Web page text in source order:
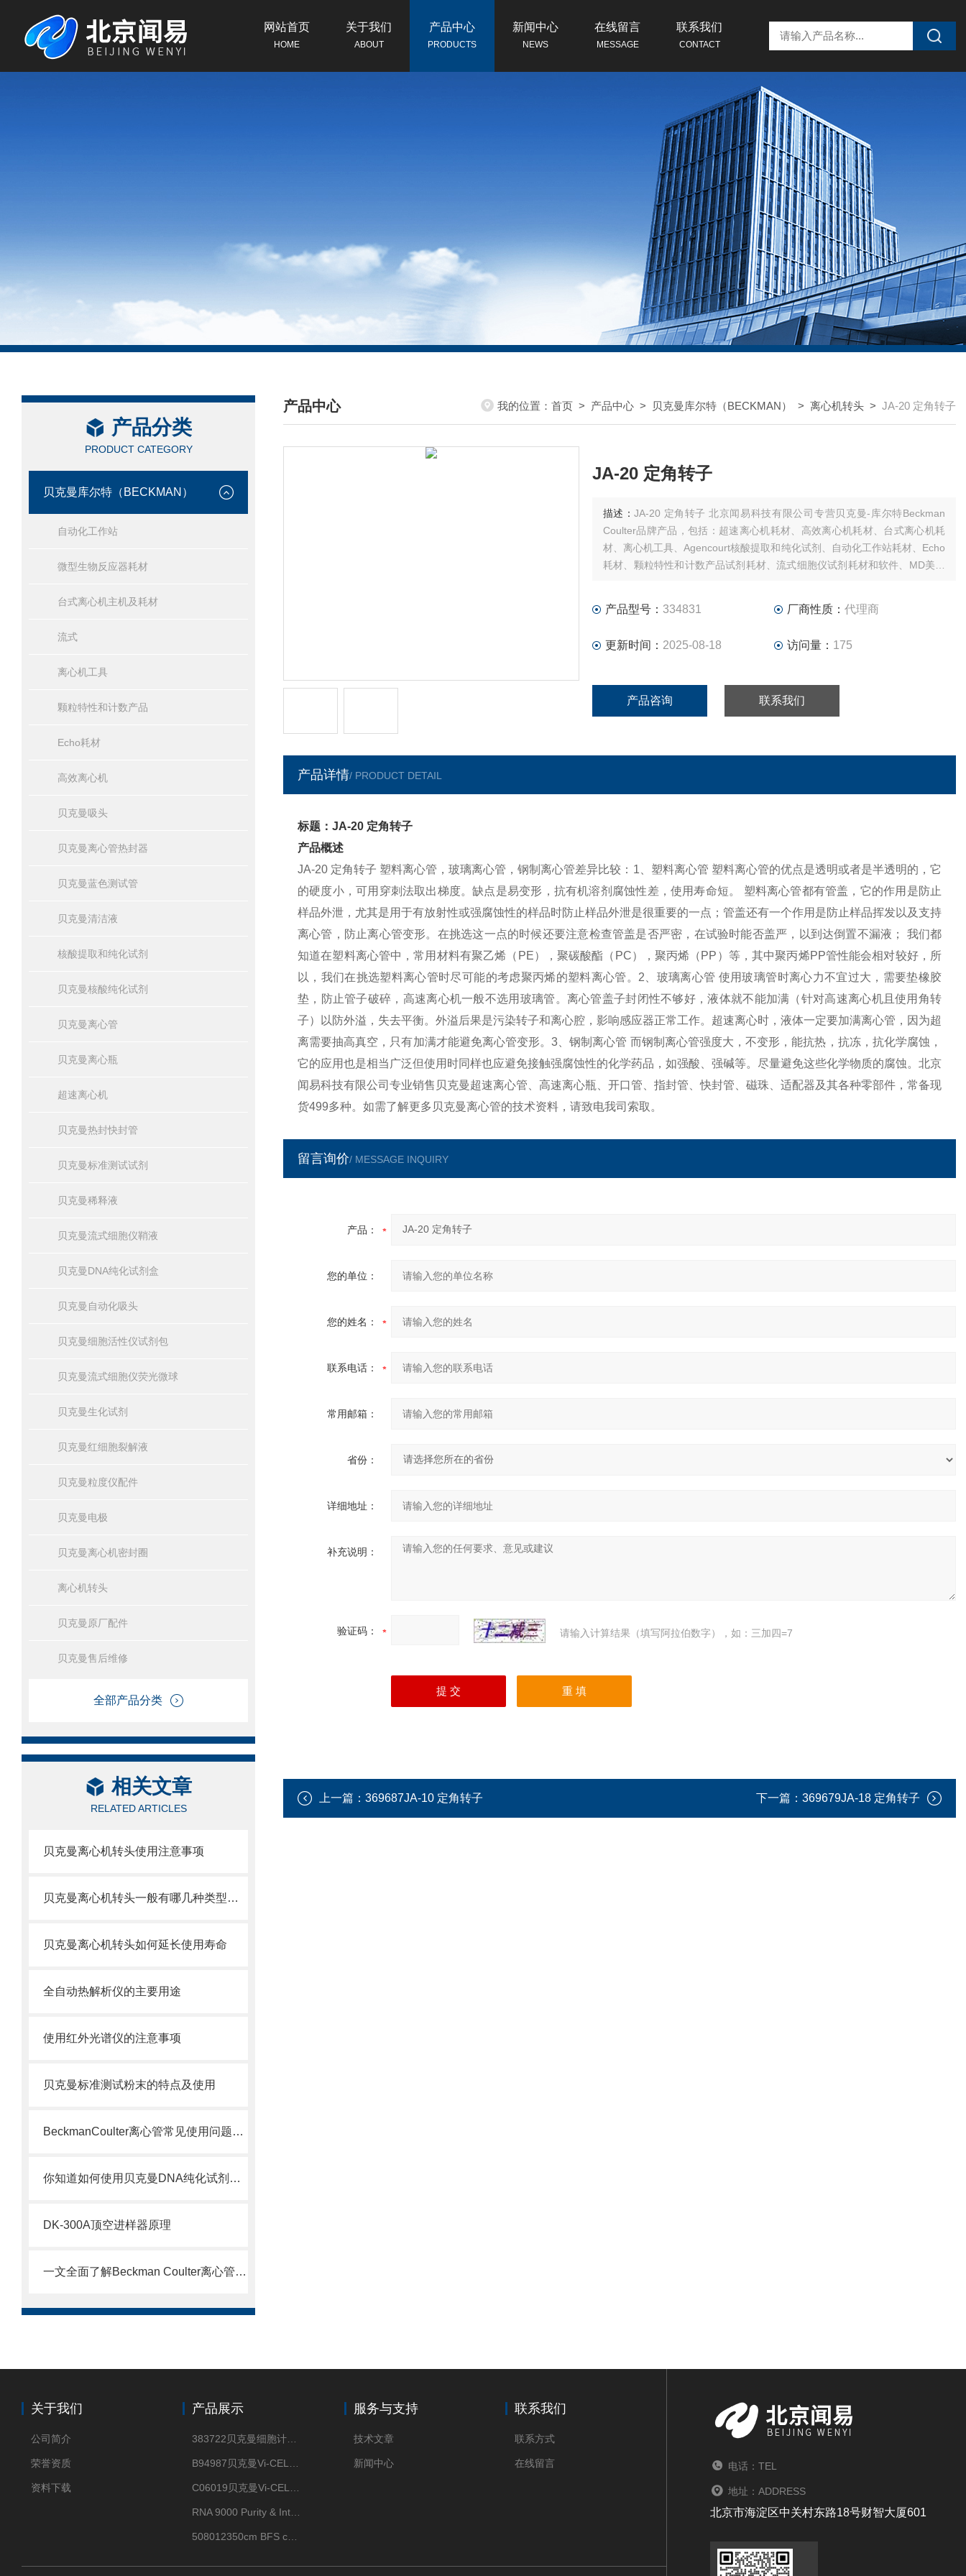
网站首页
HOME
关于我们
ABOUT
产品中心
PRODUCTS
新闻中心
NEWS
在线留言
MESSAGE
联系我们
CONTACT
产品分类
PRODUCT CATEGORY
贝克曼库尔特（BECKMAN）
自动化工作站
微型生物反应器耗材
台式离心机主机及耗材
流式
离心机工具
颗粒特性和计数产品
Echo耗材
高效离心机
贝克曼吸头
贝克曼离心管热封器
贝克曼蓝色测试管
贝克曼清洁液
核酸提取和纯化试剂
贝克曼核酸纯化试剂
贝克曼离心管
贝克曼离心瓶
超速离心机
贝克曼热封快封管
贝克曼标准测试试剂
贝克曼稀释液
贝克曼流式细胞仪鞘液
贝克曼DNA纯化试剂盒
贝克曼自动化吸头
贝克曼细胞活性仪试剂包
贝克曼流式细胞仪荧光微球
贝克曼生化试剂
贝克曼红细胞裂解液
贝克曼粒度仪配件
贝克曼电极
贝克曼离心机密封圈
离心机转头
贝克曼原厂配件
贝克曼售后维修
全部产品分类
相关文章
RELATED ARTICLES
贝克曼离心机转头使用注意事项
贝克曼离心机转头一般有哪几种类型呢？
贝克曼离心机转头如何延长使用寿命
全自动热解析仪的主要用途
使用红外光谱仪的注意事项
贝克曼标准测试粉末的特点及使用
BeckmanCoulter离心管常见使用问题解答，收藏起来！
你知道如何使用贝克曼DNA纯化试剂盒从动物组织中提取基因组DNA吗？
DK-300A顶空进样器原理
一文全面了解Beckman Coulter离心管，就是这么简单
产品中心
/ PRODUCTS CENTER
我的位置： 首页 > 产品中心 > 贝克曼库尔特（BECKMAN） > 离心机转头 > JA-20 定角转子
JA-20 定角转子
描述： JA-20 定角转子 北京闻易科技有限公司专营贝克曼-库尔特Beckman
Coulter品牌产品，包括：超速离心机耗材、高效离心机耗材、台式离心机耗
材、离心机工具、Agencourt核酸提取和纯化试剂、自动化工作站耗材、Echo
耗材、颗粒特性和计数产品试剂耗材、流式细胞仪试剂耗材和软件、MD美谷
产品型号： 334831 厂商性质： 代理商
更新时间： 2025-08-18 访问量： 175
产品咨询 联系我们
产品详情/ PRODUCT DETAIL
标题：JA-20 定角转子
产品概述
JA-20 定角转子 塑料离心管，玻璃离心管，钢制离心管差异比较：1、塑料离心管 塑料离心管的优点是透明或者是半透明的，它
的硬度小，可用穿刺法取出梯度。缺点是易变形，抗有机溶剂腐蚀性差，使用寿命短。 塑料离心管都有管盖，它的作用是防止
样品外泄，尤其是用于有放射性或强腐蚀性的样品时防止样品外泄是很重要的一点；管盖还有一个作用是防止样品挥发以及支持
离心管，防止离心管变形。在挑选这一点的时候还要注意检查管盖是否严密，在试验时能否盖严，以到达倒置不漏液； 我们都
知道在塑料离心管中，常用材料有聚乙烯（PE），聚碳酸酯（PC），聚丙烯（PP）等，其中聚丙烯PP管性能会相对较好，所
以，我们在挑选塑料离心管时尽可能的考虑聚丙烯的塑料离心管。2、玻璃离心管 使用玻璃管时离心力不宜过大，需要垫橡胶
垫，防止管子破碎，高速离心机一般不选用玻璃管。离心管盖子封闭性不够好，液体就不能加满（针对高速离心机且使用角转
子）以防外溢，失去平衡。外溢后果是污染转子和离心腔，影响感应器正常工作。超速离心时，液体一定要加满离心管，因为超
离需要抽高真空，只有加满才能避免离心管变形。3、钢制离心管 而钢制离心管强度大，不变形，能抗热，抗冻，抗化学腐蚀，
它的应用也是相当广泛但使用时同样也应避免接触强腐蚀性的化学药品，如强酸、强碱等。尽量避免这些化学物质的腐蚀。北京
闻易科技有限公司专业销售贝克曼超速离心管、高速离心瓶、开口管、指封管、快封管、磁珠、适配器及其各种零部件，常备现
货499多种。如需了解更多贝克曼离心管的技术资料，请致电我司索取。
留言询价/ MESSAGE INQUIRY
产品：
您的单位：
您的姓名：
联系电话：
常用邮箱：
省份：
详细地址：
补充说明：
验证码： 请输入计算结果（填写阿拉伯数字），如：三加四=7
上一篇： 369687JA-10 定角转子 下一篇： 369679JA-18 定角转子
关于我们
公司简介
荣誉资质
资料下载
产品展示 服务与支持
技术文章
新闻中心
联系我们
联系方式
在线留言 电话：TEL
地址：ADDRESS
北京市海淀区中关村东路18号财智大厦601